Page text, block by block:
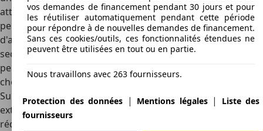
atteint 200 ou 260 chevaux. Le moteur de 200 chevaux
permet d'atteindre la vitesse de 220 km/h et sa capacité
d'accélération propulse la voiture à 100 km/h en trois
secondes et sept dixièmes. Le 100 km/h est atteint en à
peine plus de trois secondes avec le moteur de 260
chevaux. Une autre série de modèles, dénommée
Superlight, se caractérise par une conception
extrêmement sportive. En effet tout est mis en œuvre pour
réduire le poids autant que possible : des sièges-baquets
vos demandes de financement pendant 30 jours et pour
les réutiliser automatiquement pendant cette période
pour répondre à de nouvelles demandes de financement.
Sans ces cookies/outils, ces fonctionnalités étendues ne
peuvent être utilisées en tout ou en partie.
Nous travaillons avec 263 fournisseurs.
Protection des données | Mentions légales|
Liste des
fournisseurs